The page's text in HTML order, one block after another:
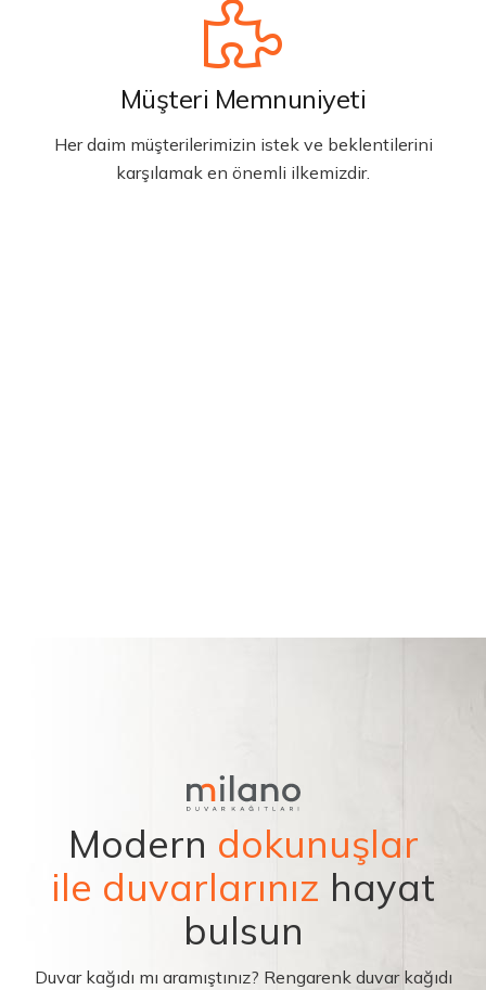
Müşteri Memnuniyeti
Her daim müşterilerimizin istek ve beklentilerini
karşılamak en önemli ilkemizdir.
Modern dokunuşlar
ile duvarlarınız hayat
bulsun
Duvar kağıdı mı aramıştınız? Rengarenk duvar kağıdı